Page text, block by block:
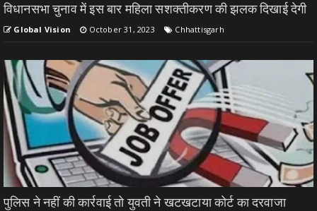
विधानसभा चुनाव में इस बार महिला सशक्तीकरण की झलक दिखाई देगी
Global Vision October 31, 2023 Chhattisgarh
पुलिस ने नहीं की कार्रवाई तो युवती ने खटखटाया कोर्ट का दरवाजा